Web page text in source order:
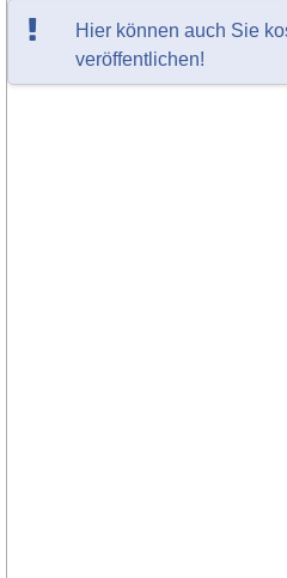
Hier können auch Sie
veröffentlichen!